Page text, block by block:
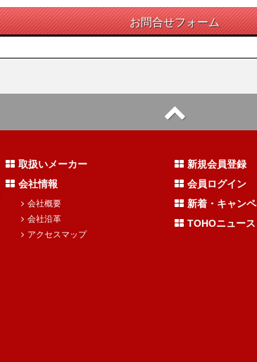
お問合せフォーム
取扱いメーカー
会社情報
会社概要
会社沿革
アクセスマップ
新規会員登録
会員ログイン
新着・キャン
TOHOニュース